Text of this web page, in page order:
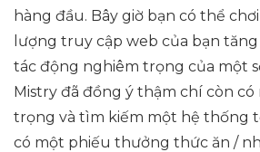
hàng đầu. Bây giờ bạn có thể
lượng truy cập web của bạn
tác động nghiêm trọng của một
Mistry đã đồng ý thậm chí còn có
trọng và tìm kiếm một hệ thống
có một phiếu thưởng thức ăn /